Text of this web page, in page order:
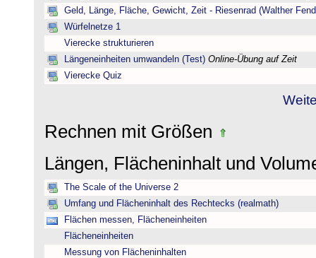
Geld, Länge, Fläche, Gewicht, Zeit - Riesenrad (Walther
Würfelnetze 1
Vierecke strukturieren
Längeneinheiten umwandeln (Test) Online-Übung auf Zeit
Vierecke Quiz
Rechnen mit Größen
Längen, Flächeninhalt und
The Scale of the Universe 2
Umfang und Flächeninhalt des Rechtecks (realmath)
Flächen messen, Flächeneinheiten
Flächeneinheiten
Messung von Flächeninhalten